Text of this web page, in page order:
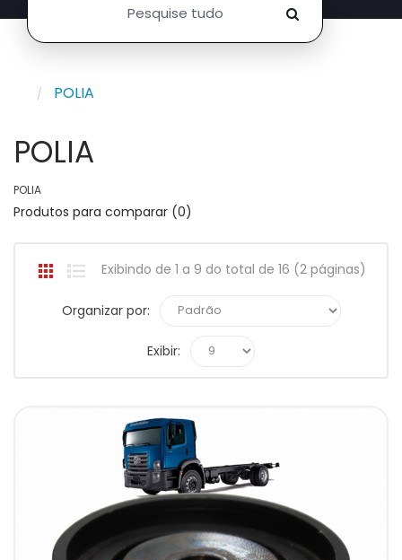
POLIA
POLIA
POLIA
Produtos para comparar (0)
Exibindo de 1 a 9 do total de 16 (2 páginas)
Organizar por:
Exibir: